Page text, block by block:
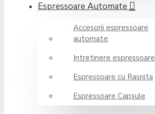
Espressoare Automate
Accesorii espressoare
automate
Intretinere espressoare
Espressoare cu Rasnita
Espressoare Capsule